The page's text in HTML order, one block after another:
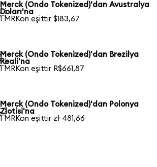
Merck (Ondo Tokenized)'dan Avustralya
Doları'na
1 MRKon eşittir $183,67
Merck (Ondo Tokenized)'dan Brezilya
Reali'na
1 MRKon eşittir R$661,87
Merck (Ondo Tokenized)'dan Polonya
Zlotisi'na
1 MRKon eşittir zł 481,66